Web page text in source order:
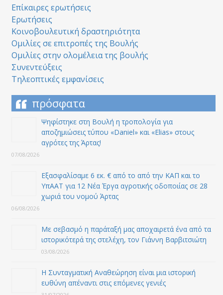
Επίκαιρες ερωτήσεις
Ερωτήσεις
Κοινοβουλευτική δραστηριότητα
Ομιλίες σε επιτροπές της Βουλής
Ομιλίες στην ολομέλεια της βουλής
Συνεντεύξεις
Τηλεοπτικές εμφανίσεις
πρόσφατα
Ψηφίστηκε στη Βουλή η τροπολογία για
αποζημιώσεις τύπου «Daniel» και «Elias» στους
αγρότες της Άρτας!
07/08/2026
Εξασφαλίσαμε 6 εκ. € από το από την ΚΑΠ και το
ΥπΑΑΤ για 12 Nέα Έργα αγροτικής οδοποιίας σε 28
χωριά του νομού Άρτας
06/08/2026
Με σεβασμό η παράταξή μας αποχαιρετά ένα από τα
ιστορικότερά της στελέχη, τον Γιάννη Βαρβιτσιώτη
03/08/2026
Η Συνταγματική Αναθεώρηση είναι μια ιστορική
ευθύνη απέναντι στις επόμενες γενιές